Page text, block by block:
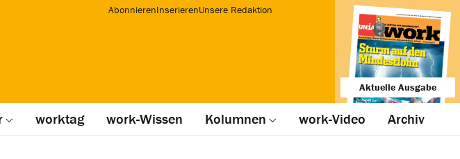
AbonnierenInserierenUnsere Redaktion
Aktuelle Ausgabe
worktag work-Wissen Kolumnen work-Video Archiv